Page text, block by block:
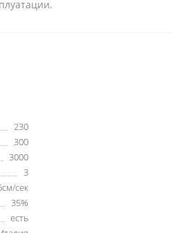
230
300
3000
3
сек
35%
есть